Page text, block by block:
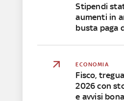
Stipendi
aumenti in
busta paga
ECONOMIA
Fisco,
2026 con
e avvisi